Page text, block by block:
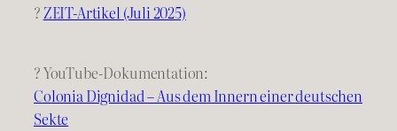
? ZEIT-Artikel (Juli 2025)
? YouTube-Dokumentation:
Colonia Dignidad – Aus dem Innern einer deutschen
Sekte